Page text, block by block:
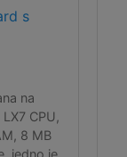
s
na
CPU,
8 MB
jedno je